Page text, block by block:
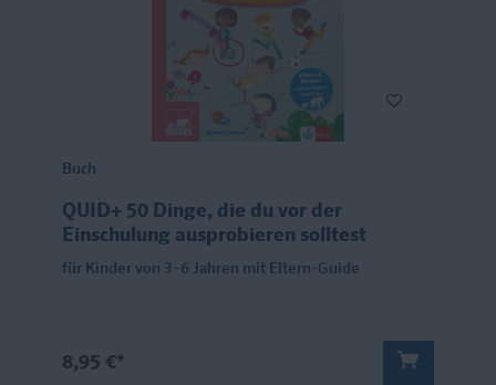
Buch
QUID+ 50 Dinge, die du vor der
Einschulung ausprobieren solltest
für Kinder von 3–6 Jahren mit Eltern-Guide
8,95 €*